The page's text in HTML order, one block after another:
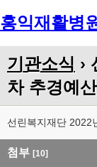
홍익재활병
기관소식 ›
차 추경예산
선린복지재단 2022
첨부 [10]